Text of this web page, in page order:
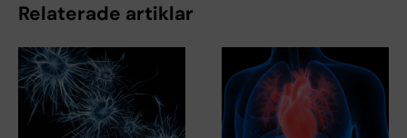
Relaterade artiklar